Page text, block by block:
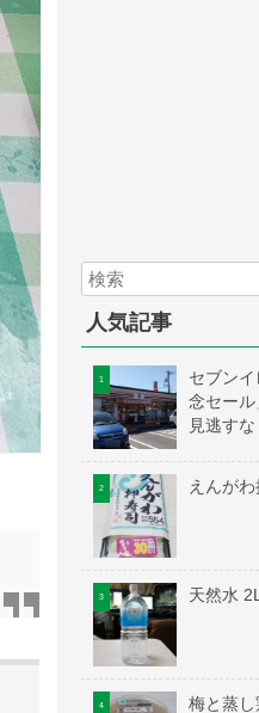
人気記事
セブン
念セー
見逃すな
えんが
天然水
梅と蒸